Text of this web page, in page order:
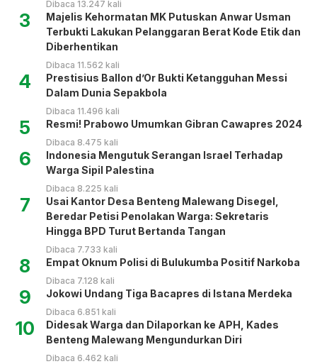
Dibaca 13.247 kali
3
Majelis Kehormatan MK Putuskan Anwar Usman
Terbukti Lakukan Pelanggaran Berat Kode Etik dan
Diberhentikan
Dibaca 11.562 kali
4
Prestisius Ballon d’Or Bukti Ketangguhan Messi
Dalam Dunia Sepakbola
Dibaca 11.496 kali
5 Resmi! Prabowo Umumkan Gibran Cawapres 2024
Dibaca 8.475 kali
6
Indonesia Mengutuk Serangan Israel Terhadap
Warga Sipil Palestina
Dibaca 8.225 kali
7
Usai Kantor Desa Benteng Malewang Disegel,
Beredar Petisi Penolakan Warga: Sekretaris
Hingga BPD Turut Bertanda Tangan
Dibaca 7.733 kali
8 Empat Oknum Polisi di Bulukumba Positif Narkoba
Dibaca 7.128 kali
9 Jokowi Undang Tiga Bacapres di Istana Merdeka
Dibaca 6.851 kali
10
Didesak Warga dan Dilaporkan ke APH, Kades
Benteng Malewang Mengundurkan Diri
Dibaca 6.462 kali